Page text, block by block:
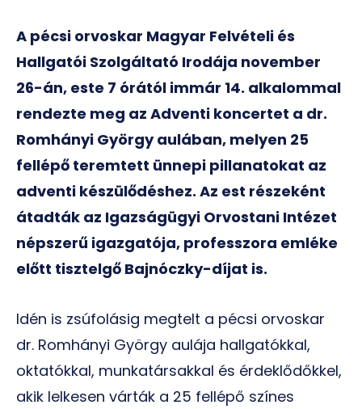
A pécsi orvoskar Magyar Felvételi és
Hallgatói Szolgáltató Irodája november
26-án, este 7 órától immár 14. alkalommal
rendezte meg az Adventi koncertet a dr.
Romhányi György aulában, melyen 25
fellépő teremtett ünnepi pillanatokat az
adventi készülődéshez. Az est részeként
átadták az Igazságügyi Orvostani Intézet
népszerű igazgatója, professzora emléke
előtt tisztelgő Bajnóczky-díjat is.
Idén is zsúfolásig megtelt a pécsi orvoskar
dr. Romhányi György aulája hallgatókkal,
oktatókkal, munkatársakkal és érdeklődőkkel,
akik lelkesen várták a 25 fellépő színes